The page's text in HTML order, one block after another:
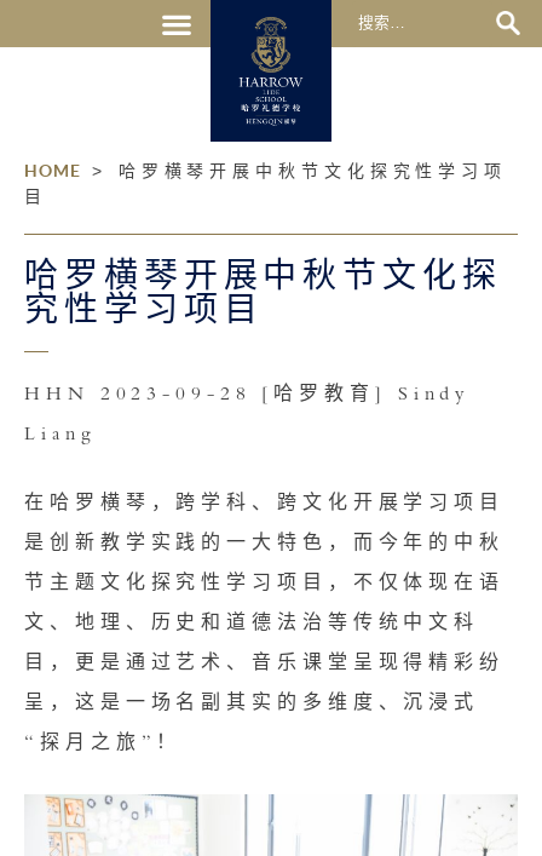
HOME > 哈罗横琴开展中秋节文化探究性学习项
目
哈罗横琴开展中秋节文化探
究性学习项目
HHN 2023-09-28 [哈罗教育] Sindy
Liang
在哈罗横琴，跨学科、跨文化开展学习项目
是创新教学实践的一大特色，而今年的中秋
节主题文化探究性学习项目，不仅体现在语
文、地理、历史和道德法治等传统中文科
目，更是通过艺术、音乐课堂呈现得精彩纷
呈，这是一场名副其实的多维度、沉浸式
“探月之旅”！